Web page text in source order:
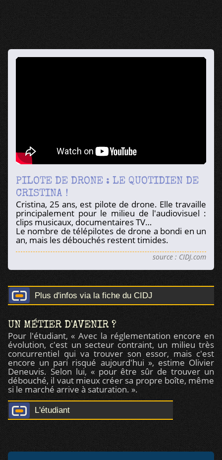
PILOTE DE DRONE : LE QUOTIDIEN DE
CRISTINA !
Cristina, 25 ans, est pilote de drone. Elle travaille
principalement pour le milieu de l'audiovisuel :
clips musicaux, documentaires TV…
Le nombre de télépilotes de drone a bondi en un
an, mais les débouchés restent timides.
source : CIDJ.com
Plus d'infos via la fiche du CIDJ
UN MÉTIER D'AVENIR ?
Pour l'étudiant, « Avec la réglementation encore en
évolution, c'est un secteur contraint, un milieu très
concurrentiel qui va trouver son essor, mais c'est
encore un pari risqué aujourd'hui », estime Olivier
Deneuvis. Selon lui, « pour être sûr de trouver un
débouché, il vaut mieux créer sa propre boîte, même
si le marché arrive à saturation. ».
L'étudiant